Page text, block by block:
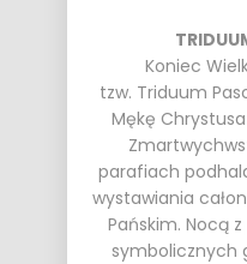
Koniec
tzw. Triduum
Mękę
parafiach
wystawiania
Pańskim. Nocą
symbolicznych